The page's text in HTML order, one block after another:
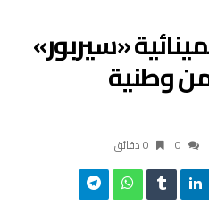
«سيربور»
وطنية
0 ‫دقائق‬